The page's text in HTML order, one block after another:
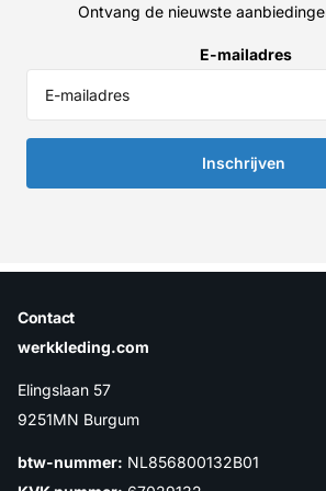
Ontvang de nieuwste
E-mailadres
Inschrijven
Contact
werkkleding.com
Elingslaan 57
9251MN Burgum
btw-nummer: NL856800132B01